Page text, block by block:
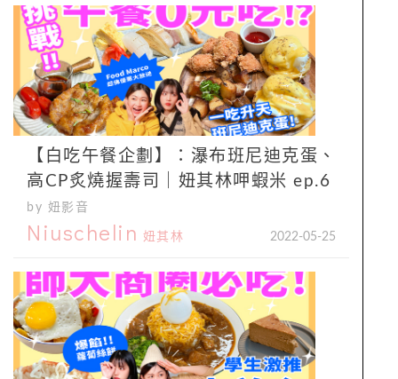
【白吃午餐企劃】：瀑布班尼迪克蛋、
高CP炙燒握壽司｜妞其林呷蝦米 ep.6
by 妞影音
Niuschelin 妞其林 2022-05-25